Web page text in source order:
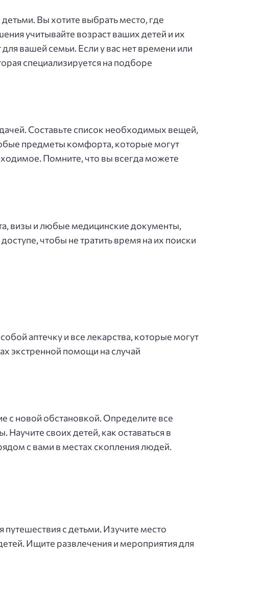
Вы хотите выбрать место, где
учитывайте возраст ваших детей и их
вашей семьи. Если у вас нет времени или
специализируется на подборе
Составьте список необходимых вещей,
предметы комфорта, которые могут
Помните, что вы всегда можете
визы и любые медицинские документы,
чтобы не тратить время на их поиски
аптечку и все лекарства, которые могут
экстренной помощи на случай
с новой обстановкой. Определите все
своих детей, как оставаться в
с вами в местах скопления людей.
с детьми. Изучите место
Ищите развлечения и мероприятия для